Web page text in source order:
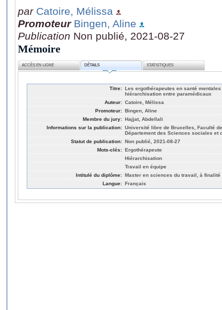
par Catoire, Mélissa
Promoteur Bingen, Aline
Publication Non publié, 2021-08-27
Mémoire
ACCÈS EN LIGNE DÉTAILS STATISTIQUES
Titre: Les ergothérapeutes en santé
hiérarchisation entre paramédicaux
Auteur: Catoire, Mélissa
Promoteur: Bingen, Aline
Membre du jury: Hajjat, Abdellali
Informations sur la publication: Université libre de Bruxelles, Faculté
Département des Sciences sociales et
Statut de publication: Non publié, 2021-08-27
Mots-clés: Ergothérapeute
Hiérarchisation
Travail en équipe
Intitulé du diplôme: Master en sciences du travail, à
Langue: Français